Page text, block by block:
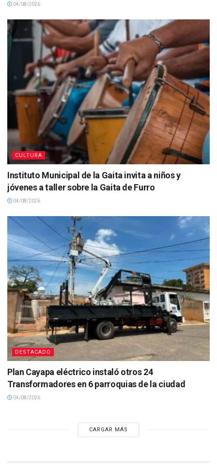
04/08/2026
CULTURA
Instituto Municipal de la Gaita invita a niños y
jóvenes a taller sobre la Gaita de Furro
04/08/2026
DESTACADO
Plan Cayapa eléctrico instaló otros 24
Transformadores en 6 parroquias de la ciudad
04/08/2026
CARGAR MÁS